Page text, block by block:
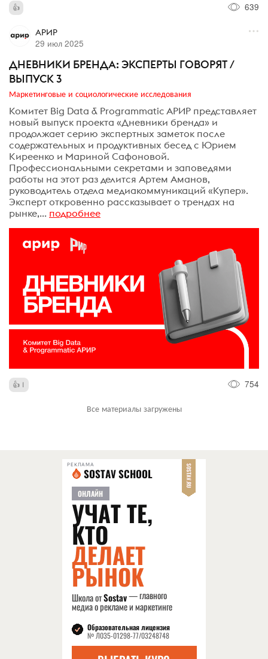
639
АРИР
29 июл 2025
ДНЕВНИКИ БРЕНДА: ЭКСПЕРТЫ ГОВОРЯТ /
ВЫПУСК 3
Маркетинговые и социологические исследования
Комитет Big Data & Programmatic АРИР представляет
новый выпуск проекта «Дневники бренда» и
продолжает серию экспертных заметок после
содержательных и продуктивных бесед с Юрием
Киреенко и Мариной Сафоновой.
Профессиональными секретами и заповедями
работы на этот раз делится Артем Аманов,
руководитель отдела медиакоммуникаций «Купер».
Эксперт откровенно рассказывает о трендах на
рынке,... подробнее
1 754
Все материалы загружены
РЕКЛАМА